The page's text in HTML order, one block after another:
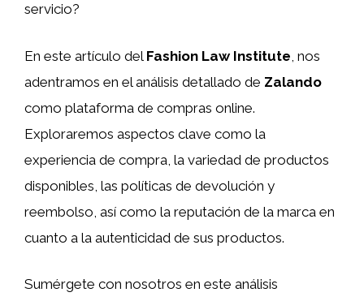
servicio?
En este artículo del Fashion Law Institute , nos
adentramos en el análisis detallado de Zalando
como plataforma de compras online.
Exploraremos aspectos clave como la
experiencia de compra, la variedad de productos
disponibles, las políticas de devolución y
reembolso, así como la reputación de la marca en
cuanto a la autenticidad de sus productos.
Sumérgete con nosotros en este análisis